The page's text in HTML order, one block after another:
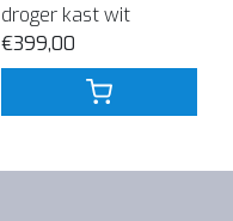
droger kast wit
€399,00